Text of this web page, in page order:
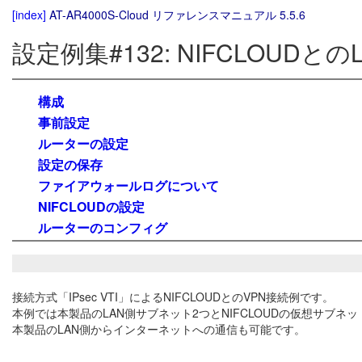
[index] AT-AR4000S-Cloud リファレンスマニュアル 5.5.6
設定例集#132: NIFCLOUDと
構成
事前設定
ルーターの設定
設定の保存
ファイアウォールログについて
NIFCLOUDの設定
ルーターのコンフィグ
接続方式「IPsec VTI」によるNIFCLOUDとのVPN接続例です。
本例では本製品のLAN側サブネット2つとNIFCLOUDの仮想サブネ
本製品のLAN側からインターネットへの通信も可能です。